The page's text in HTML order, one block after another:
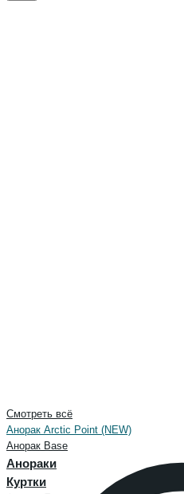
Смотреть всё
Анорак Arctic Point (NEW)
Анорак Base
Анораки
Куртки